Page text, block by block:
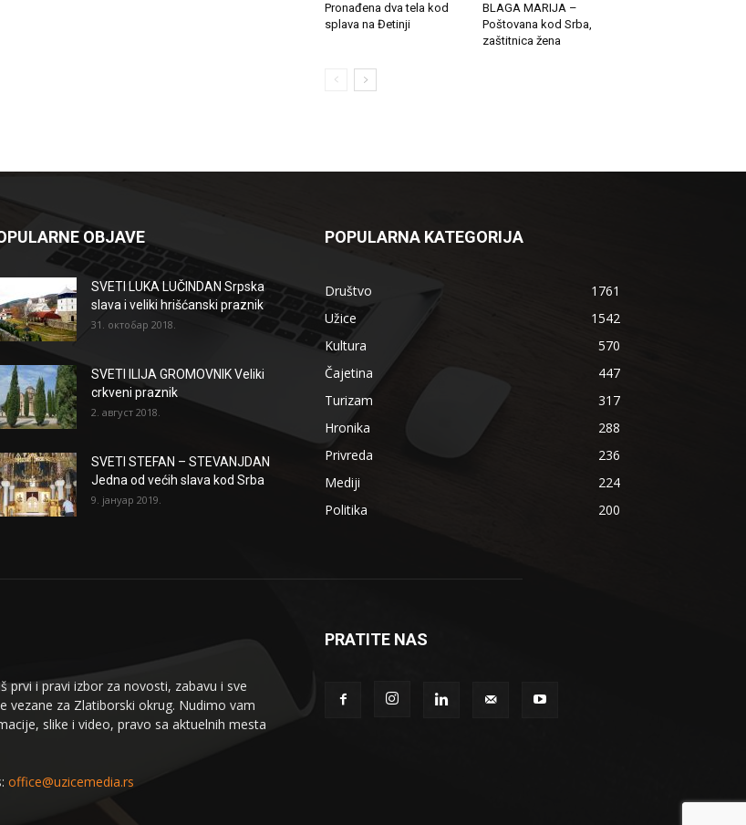
Pronađena dva tela kod
splava na Đetinji
BLAGA MARIJA –
Poštovana kod Srba,
zaštitnica žena
OBJAVE
SVETI LUKA LUČINDAN Srpska
slava i veliki hrišćanski praznik
31. октобар 2018.
SVETI ILIJA GROMOVNIK Veliki
crkveni praznik
2. август 2018.
SVETI STEFAN – STEVANJDAN
Jedna od većih slava kod Srba
9. јануар 2019.
POPULARNA KATEGORIJA
Društvo
1761
Užice
1542
Kultura
570
Čajetina
447
Turizam
317
Hronika
288
Privreda
236
Mediji
224
Politika
200
prvi i pravi izbor za novosti, zabavu i sve
vezane za Zlatiborski okrug. Nudimo vam
slike i video, pravo sa aktuelnih mesta
office@uzicemedia.rs
PRATITE NAS